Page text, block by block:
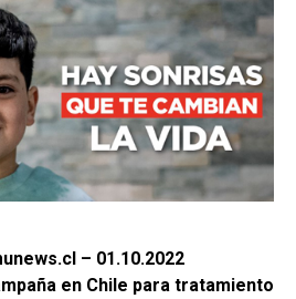
– 01.10.2022
en Chile para tratamiento